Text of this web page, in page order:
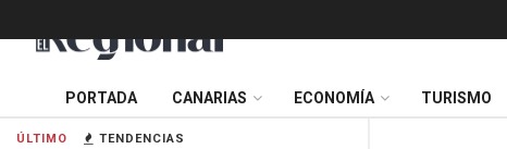
ÚLTIMO TENDENCIAS
PORTADA CANARIAS ECONOMÍA TURISMO